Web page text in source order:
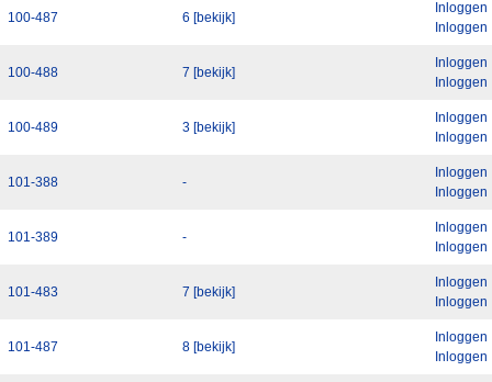
100-487 6 [bekijk]
Inloggen
Inloggen
100-488 7 [bekijk]
Inloggen
Inloggen
100-489 3 [bekijk]
Inloggen
Inloggen
101-388 -
Inloggen
Inloggen
101-389 -
Inloggen
Inloggen
101-483 7 [bekijk]
Inloggen
Inloggen
101-487 8 [bekijk]
Inloggen
Inloggen